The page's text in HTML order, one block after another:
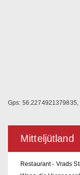
Gps:
Mitteljütland
Restaurant - Vrads